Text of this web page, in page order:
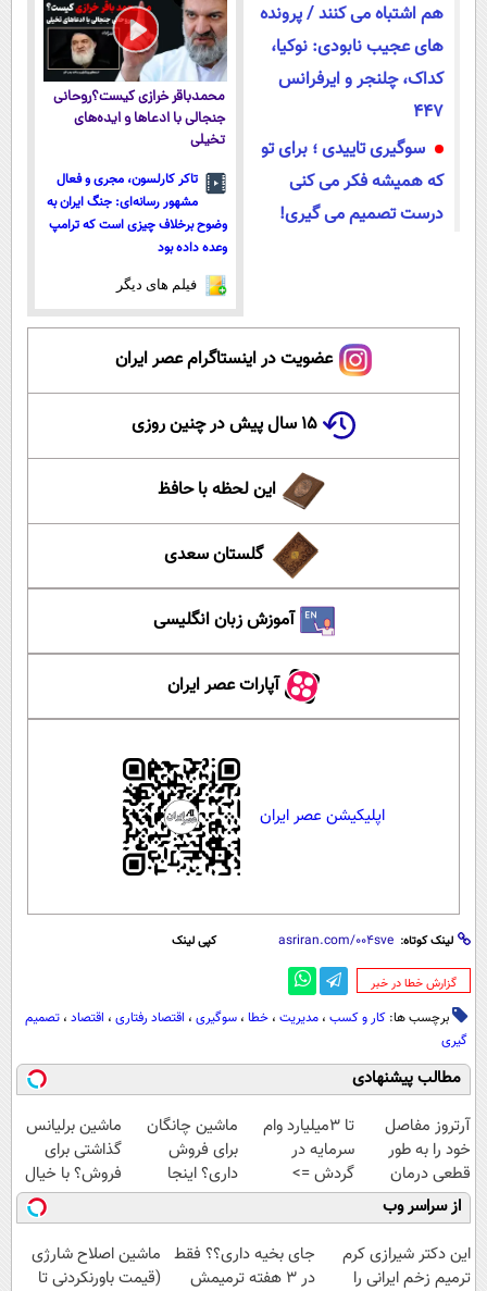
هم اشتباه می کنند / پرونده
های عجیب نابودی: نوکیا،
کداک، چلنجر و ایرفرانس
447
سوگیری تاییدی ؛ برای تو
که همیشه فکر می کنی
درست تصمیم می گیری!
محمدباقر خرازی کیست؟روحانی
جنجالی با ادعاها و ایده‌های
تخیلی
تاکر کارلسون، مجری و فعال
مشهور رسانه‌ای: جنگ ایران به
وضوح برخلاف چیزی است که ترامپ
وعده داده بود
فیلم های دیگر
عضویت در اینستاگرام عصر ایران
۱۵ سال پیش در چنین روزی
این لحظه با حافظ
گلستان سعدی
آموزش زبان انگلیسی
آپارات عصر ایران
اپلیکیشن عصر ایران
لینک کوتاه: کپی لینک
‌گزارش خطا در خبر
برچسب ها: کار و کسب ، مدیریت ، خطا ، سوگیری‌ ، اقتصاد رفتاری ، اقتصاد ، تصمیم
گیری
مطالب پیشنهادی
آرتروز مفاصل
خود را به طور
قطعی درمان
کنید!
◗پرسش‌نامه◖
تا 3میلیارد وام
سرمایه در
گردش =>
فروشگاهت رو
ثبت کن
ماشین چانگان
برای فروش
داری؟ اینجا
سریع بفروشش
ماشین برلیانس
گذاشتی برای
فروش؟ با خیال
راحت بفروش
از سراسر وب
این دکتر شیرازی کرم
ترمیم زخم ایرانی را
جای بخیه داری؟؟ فقط
در 3 هفته ترمیمش
ماشین اصلاح شارژی
(قیمت باورنکردنی تا